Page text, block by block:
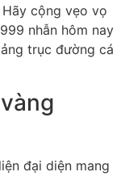
cộng vẹo vọ
nhẫn hôm nay
trục đường cá
đại diện mang